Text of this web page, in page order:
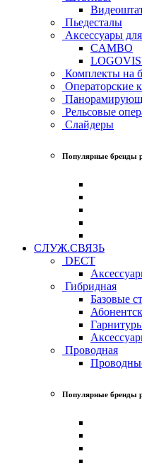
Пьедесталы
Аксессуары
CAMBO
Комплекты на
Операторские
Рельсовые
Слайдеры
Популярные бренды
СЛУЖ.СВЯЗЬ
DECT
Гибридная
Базовые
Проводная
Популярные бренды